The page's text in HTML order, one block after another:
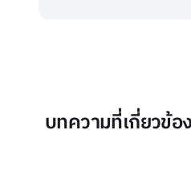
บทความที่เกี่ยวข้อง